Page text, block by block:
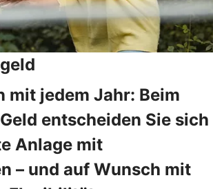
mit jedem Jahr: Beim
entscheiden Sie sich
Anlage mit
– und auf Wunsch mit